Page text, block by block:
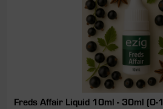
Freds Affair Liquid 10ml - 30ml (0-